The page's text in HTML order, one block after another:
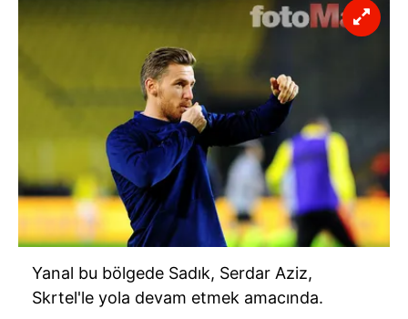
Yanal bu bölgede Sadık, Serdar Aziz,
Skrtel'le yola devam etmek amacında.